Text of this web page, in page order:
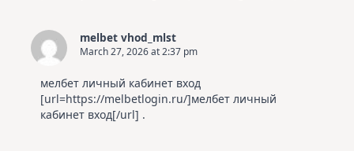
melbet vhod_mlst
March 27, 2026 at 2:37 pm
мелбет личный кабинет вход
[url=https://melbetlogin.ru/]мелбет личный
кабинет вход[/url] .